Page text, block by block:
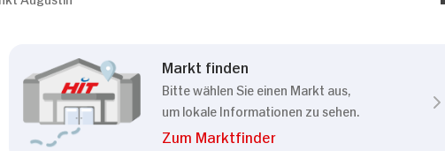
Markt finden
Bitte wählen Sie einen Markt aus,
um lokale Informationen zu sehen.
Zum Marktfinder